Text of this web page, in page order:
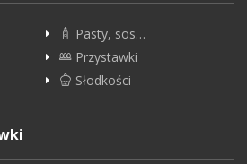
Pasty, sos…
Przystawki
Słodkości